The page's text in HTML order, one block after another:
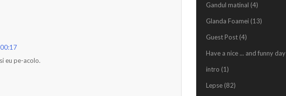
eu pe-acolo.
Gandul matinal (4)
Glanda Foamei (13)
Guest Post (4)
Have a nice ... and funny day
intro (1)
Lepse (82)